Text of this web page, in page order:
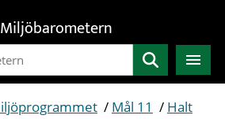
Miljöbarometern
Sök
/ Mål 11 / Halt